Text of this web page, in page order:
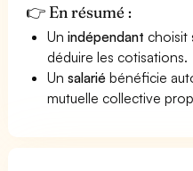
👉 En résumé :
Unindépendant choisit
déduire les cotisations.
Unsalarié bénéficie
mutuelle collective